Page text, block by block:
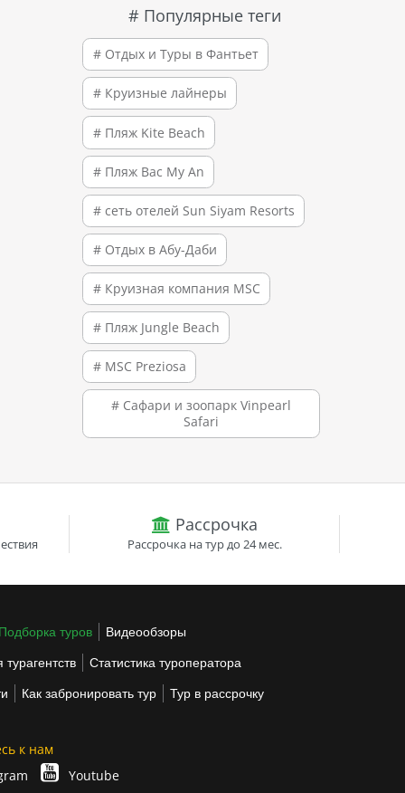
# Популярные теги
# Отдых и Туры в Фантьет
# Круизные лайнеры
# Пляж Kite Beach
# Пляж Bac My An
# сеть отелей Sun Siyam Resorts
# Отдых в Абу-Даби
# Круизная компания MSC
# Пляж Jungle Beach
# MSC Preziosa
# Сафари и зоопарк Vinpearl
Safari
Рассрочка
Рассрочка на тур до 24 мес.
Подборка туров Видеообзоры
Статистика туроператора
Как забронировать тур Тур в рассрочку
к нам
Youtube